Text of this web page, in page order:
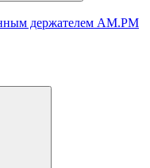
держателем AM.PM